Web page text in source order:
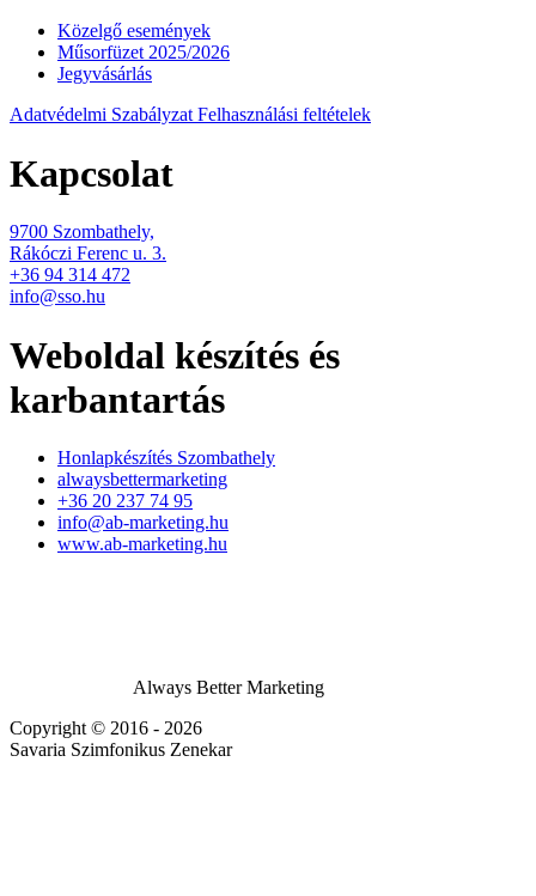
Közelgő események
Műsorfüzet 2025/2026
Jegyvásárlás
Adatvédelmi SzabályzatFelhasználási feltételek
Kapcsolat
9700 Szombathely,
Rákóczi Ferenc u. 3.
+36 94 314 472
info@sso.hu
Weboldal készítés és
karbantartás
Honlapkészítés Szombathely
alwaysbettermarketing
+36 20 237 74 95
info@ab-marketing.hu
www.ab-marketing.hu
Always Better Marketing
Copyright © 2016 - 2026
Savaria Szimfonikus Zenekar